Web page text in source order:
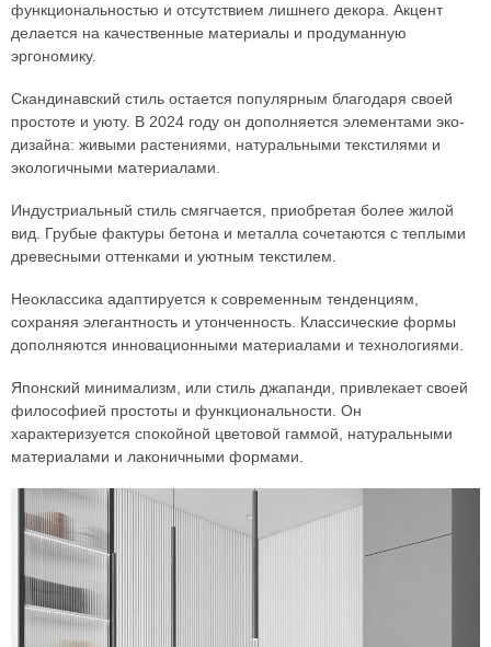
функциональностью и отсутствием лишнего декора. Акцент
делается на качественные материалы и продуманную
эргономику.
Скандинавский стиль остается популярным благодаря своей
простоте и уюту. В 2024 году он дополняется элементами эко-
дизайна: живыми растениями, натуральными текстилями и
экологичными материалами.
Индустриальный стиль смягчается, приобретая более жилой
вид. Грубые фактуры бетона и металла сочетаются с теплыми
древесными оттенками и уютным текстилем.
Неоклассика адаптируется к современным тенденциям,
сохраняя элегантность и утонченность. Классические формы
дополняются инновационными материалами и технологиями.
Японский минимализм, или стиль джапанди, привлекает своей
философией простоты и функциональности. Он
характеризуется спокойной цветовой гаммой, натуральными
материалами и лаконичными формами.